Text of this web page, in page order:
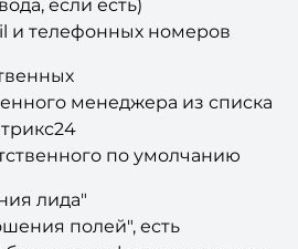
был передан при отправке
если есть)
и телефонных номеров
менеджера из списка
по умолчанию
лида"